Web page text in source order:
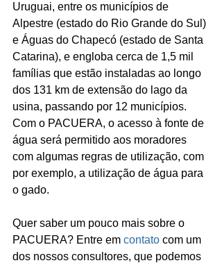
Uruguai, entre os municípios de
Alpestre (estado do Rio Grande do Sul)
e Águas do Chapecó (estado de Santa
Catarina), e engloba cerca de 1,5 mil
famílias que estão instaladas ao longo
dos 131 km de extensão do lago da
usina, passando por 12 municípios.
Com o PACUERA, o acesso à fonte de
água será permitido aos moradores
com algumas regras de utilização, com
por exemplo, a utilização de água para
o gado.
Quer saber um pouco mais sobre o
PACUERA? Entre em contato com um
dos nossos consultores, que podemos